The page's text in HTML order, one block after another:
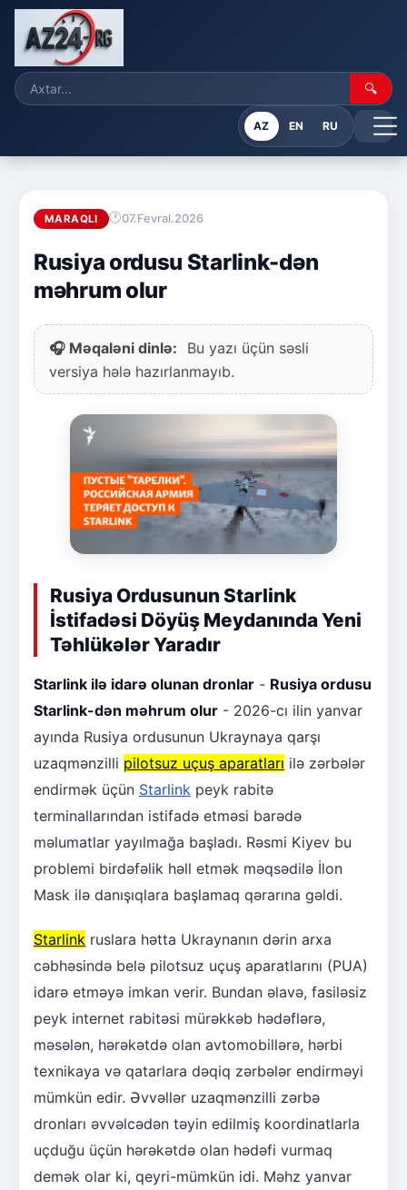
🔍
AZ EN RU
MARAQLI 07.Fevral.2026
Rusiya ordusu Starlink-dən
məhrum olur
🎧 Məqaləni dinlə:
Bu yazı üçün səsli
versiya hələ hazırlanmayıb.
Rusiya Ordusunun Starlink
İstifadəsi Döyüş Meydanında Yeni
Təhlükələr Yaradır
Starlink ilə idarə olunan dronlar - Rusiya ordusu
Starlink-dən məhrum olur - 2026-cı ilin yanvar
ayında Rusiya ordusunun Ukraynaya qarşı
uzaqmənzilli pilotsuz uçuş aparatları ilə zərbələr
endirmək üçün Starlink peyk rabitə
terminallarından istifadə etməsi barədə
məlumatlar yayılmağa başladı. Rəsmi Kiyev bu
problemi birdəfəlik həll etmək məqsədilə İlon
Mask ilə danışıqlara başlamaq qərarına gəldi.
Starlink ruslara hətta Ukraynanın dərin arxa
cəbhəsində belə pilotsuz uçuş aparatlarını (PUA)
idarə etməyə imkan verir. Bundan əlavə, fasiləsiz
peyk internet rabitəsi mürəkkəb hədəflərə,
məsələn, hərəkətdə olan avtomobillərə, hərbi
texnikaya və qatarlara dəqiq zərbələr endirməyi
mümkün edir. Əvvəllər uzaqmənzilli zərbə
dronları əvvəlcədən təyin edilmiş koordinatlarla
uçduğu üçün hərəkətdə olan hədəfi vurmaq
demək olar ki, qeyri-mümkün idi. Məhz yanvar